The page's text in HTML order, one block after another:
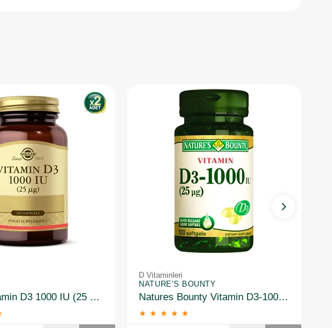
Solgar Vitamin D3 1000 IU (25 µg) 100 Yumuşak Jelatin Kapsül 2 Adet
D Vitaminleri
NATURE'S BOUNTY
Natures Bounty Vitamin D3-1000 IU 100 Yumuşak Jelatin Kapsül
★ ★ ★ ★ ★